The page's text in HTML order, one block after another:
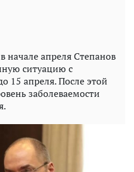
начале апреля Степанов
ситуацию с
15 апреля. После этой
заболеваемости